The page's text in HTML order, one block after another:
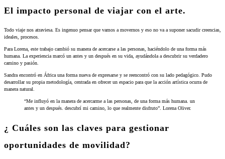
El impacto personal de viajar con el arte.
Todo viaje nos atraviesa. Es ingenuo pensar que vamos a movernos y eso no va a suponer sacudir creencias,
ideales, procesos.
Para Lorena, este trabajo cambió su manera de acercarse a las personas, haciéndolo de una forma más
humana. La experiencia marcó un antes y un después en su vida, ayudándola a descubrir su verdadero
camino y pasión.
Sandra encontró en África una forma nueva de expresarse y se reencontró con su lado pedagógico. Pudo
desarrollar su propia metodología, centrada en ofrecer un espacio para que la acción artística ocurra de
manera natural.
“Me influyó en la manera de acercarme a las personas, de una forma más humana. un
antes y un después. descubrí mi camino, lo que realmente disfruto”. Lorena Oliver.
¿ Cuáles son las claves para gestionar
oportunidades de movilidad?